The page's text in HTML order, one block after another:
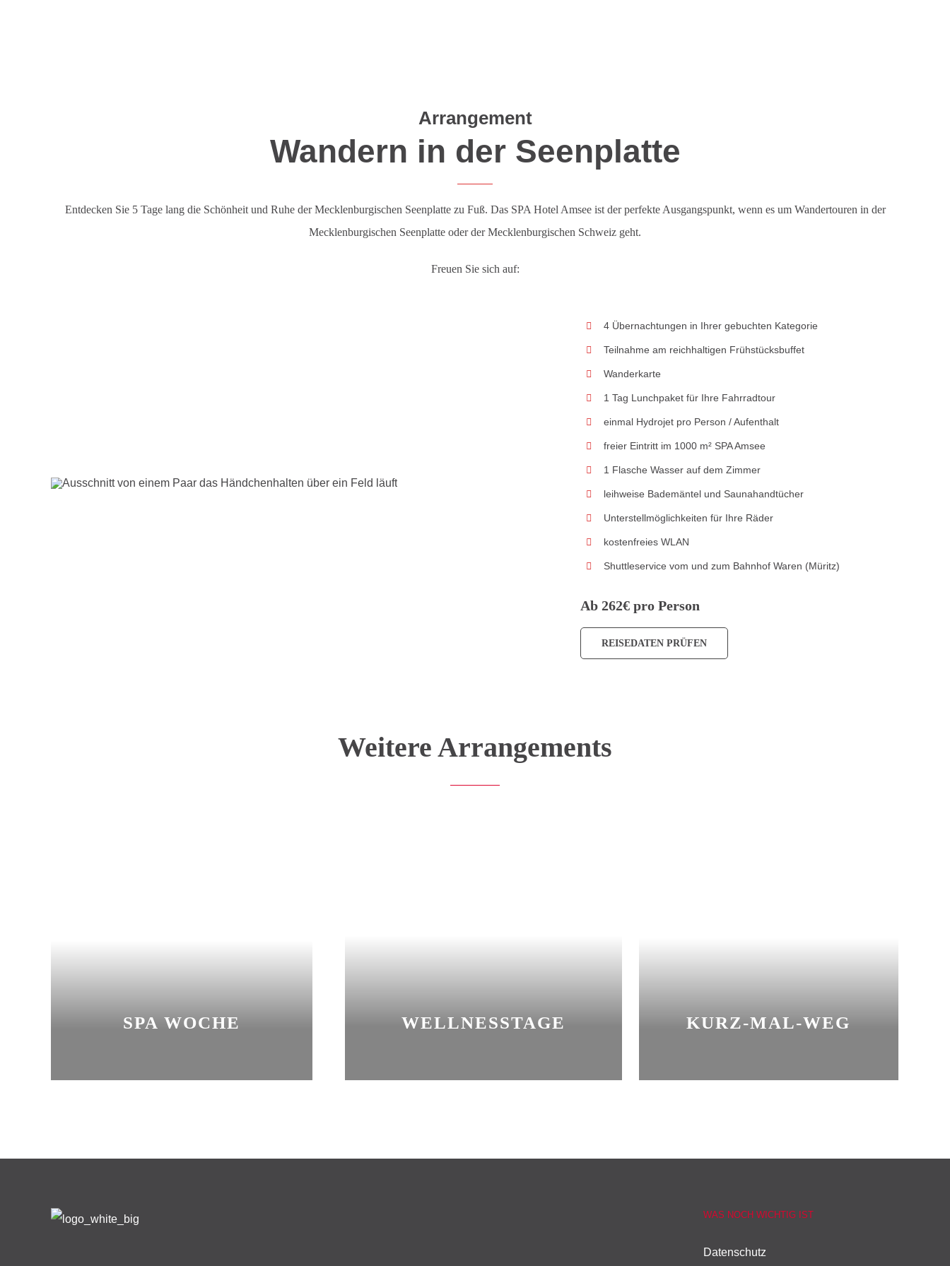
Arrangement
Wandern in der Seenplatte
Entdecken Sie 5 Tage lang die Schönheit und Ruhe der Mecklenburgischen Seenplatte zu Fuß. Das SPA Hotel Amsee ist der perfekte Ausgangspunkt, wenn es um Wandertouren in der
Mecklenburgischen Seenplatte oder der Mecklenburgischen Schweiz geht.
Freuen Sie sich auf:
4 Übernachtungen in Ihrer gebuchten Kategorie
Teilnahme am reichhaltigen Frühstücksbuffet
Wanderkarte
1 Tag Lunchpaket für Ihre Fahrradtour
einmal Hydrojet pro Person / Aufenthalt
freier Eintritt im 1000 m² SPA Amsee
1 Flasche Wasser auf dem Zimmer
leihweise Bademäntel und Saunahandtücher
Unterstellmöglichkeiten für Ihre Räder
kostenfreies WLAN
Shuttleservice vom und zum Bahnhof Waren (Müritz)
Ab 262€ pro Person
REISEDATEN PRÜFEN
Weitere Arrangements
SPA WOCHE WELLNESSTAGE KURZ-MAL-WEG
WAS NOCH WICHTIG IST
Datenschutz